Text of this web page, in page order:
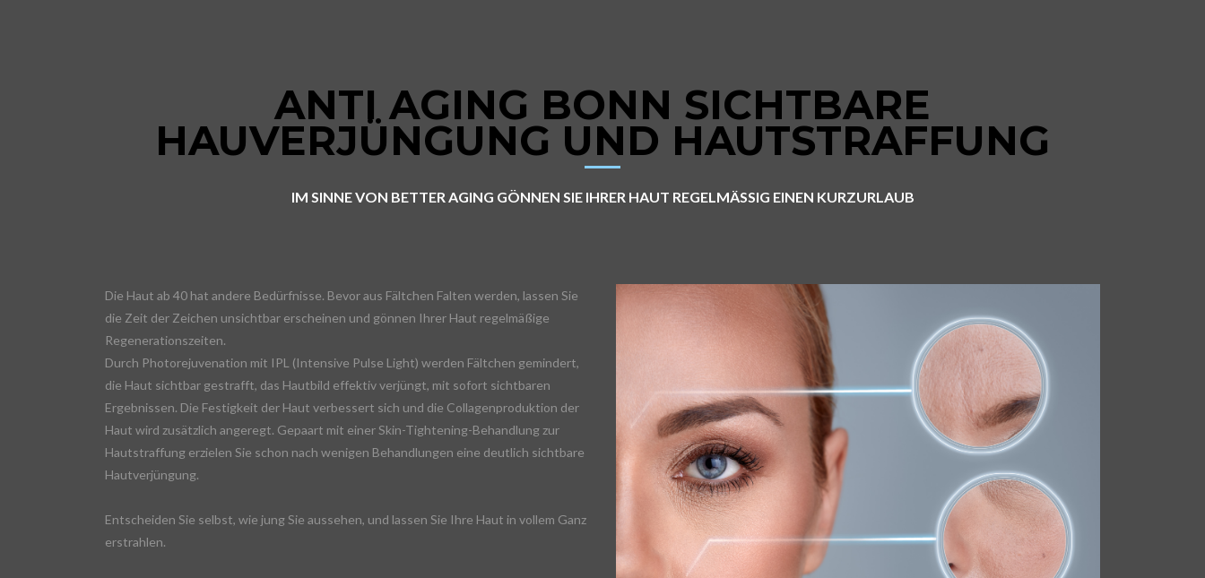
ANTI AGING BONN SICHTBARE
HAUVERJÜNGUNG UND HAUTSTRAFFUNG
IM SINNE VON BETTER AGING GÖNNEN SIE IHRER HAUT REGELMÄSSIG EINEN KURZURLAUB
Die Haut ab 40 hat andere Bedürfnisse. Bevor aus Fältchen Falten werden, lassen Sie
die Zeit der Zeichen unsichtbar erscheinen und gönnen Ihrer Haut regelmäßige
Regenerationszeiten.
Durch Photorejuvenation mit IPL (Intensive Pulse Light) werden Fältchen gemindert,
die Haut sichtbar gestrafft, das Hautbild effektiv verjüngt, mit sofort sichtbaren
Ergebnissen. Die Festigkeit der Haut verbessert sich und die Collagenproduktion der
Haut wird zusätzlich angeregt. Gepaart mit einer Skin-Tightening-Behandlung zur
Hautstraffung erzielen Sie schon nach wenigen Behandlungen eine deutlich sichtbare
Hautverjüngung.
Entscheiden Sie selbst, wie jung Sie aussehen, und lassen Sie Ihre Haut in vollem Ganz
erstrahlen.